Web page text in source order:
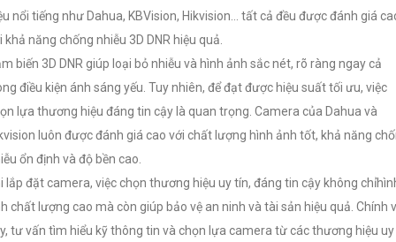
nổi tiếng như Dahua, KBVision, Hikvision... tất cả đều được đánh giá
khả năng chống nhiễu 3D DNR hiệu quả.
biến 3D DNR giúp loại bỏ nhiễu và hình ảnh sắc nét, rõ ràng ngay cả
điều kiện ánh sáng yếu. Tuy nhiên, để đạt được hiệu suất tối ưu, việc
lựa thương hiệu đáng tin cậy là quan trọng. Camera của Dahua và
luôn được đánh giá cao với chất lượng hình ảnh tốt, khả năng
ổn định và độ bền cao.
lắp đặt camera, việc chọn thương hiệu uy tín, đáng tin cậy không
chất lượng cao mà còn giúp bảo vệ an ninh và tài sản hiệu quả. Chính
tư vấn tìm hiểu kỹ thông tin và chọn lựa camera từ các thương hiệu uy